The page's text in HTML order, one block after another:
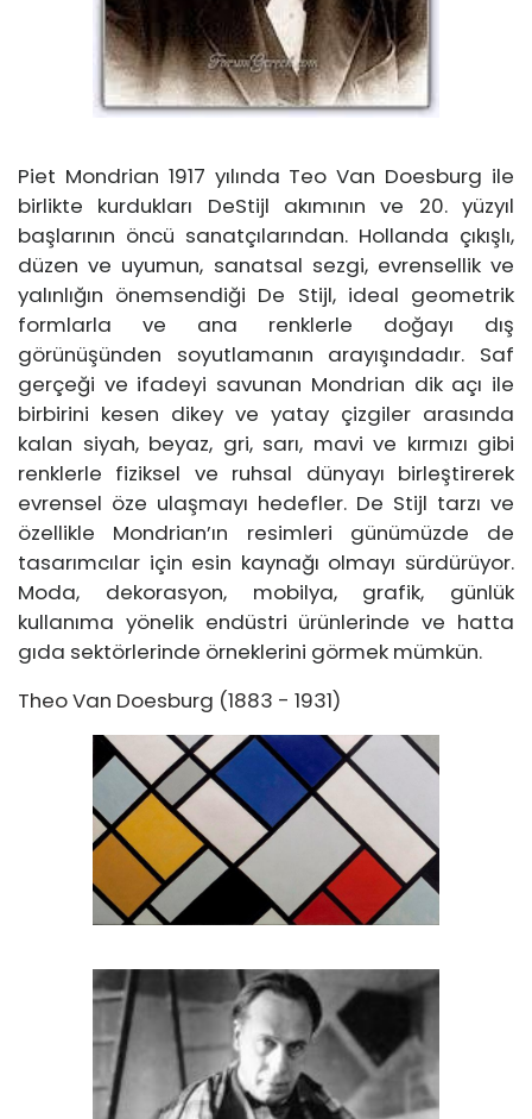
Piet Mondrian 1917 yılında Teo Van Doesburg ile
birlikte kurdukları DeStijl akımının ve 20. yüzyıl
başlarının öncü sanatçılarından. Hollanda çıkışlı,
düzen ve uyumun, sanatsal sezgi, evrensellik ve
yalınlığın önemsendiği De Stijl, ideal geometrik
formlarla ve ana renklerle doğayı dış
görünüşünden soyutlamanın arayışındadır. Saf
gerçeği ve ifadeyi savunan Mondrian dik açı ile
birbirini kesen dikey ve yatay çizgiler arasında
kalan siyah, beyaz, gri, sarı, mavi ve kırmızı gibi
renklerle fiziksel ve ruhsal dünyayı birleştirerek
evrensel öze ulaşmayı hedefler. De Stijl tarzı ve
özellikle Mondrian’ın resimleri günümüzde de
tasarımcılar için esin kaynağı olmayı sürdürüyor.
Moda, dekorasyon, mobilya, grafik, günlük
kullanıma yönelik endüstri ürünlerinde ve hatta
gıda sektörlerinde örneklerini görmek mümkün.
Theo Van Doesburg (1883 - 1931)